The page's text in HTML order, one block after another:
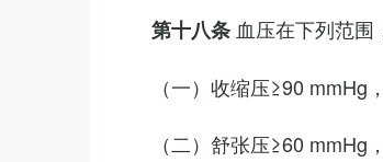
第十八条 血压在下列范围
（一）收缩压≥90 mmHg
（二）舒张压≥60 mmHg